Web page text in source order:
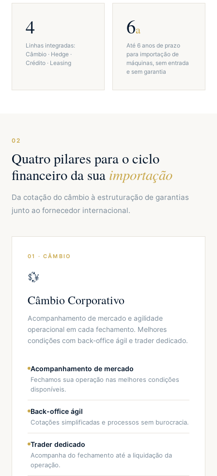
4
Linhas integradas:
Câmbio · Hedge ·
Crédito · Leasing
6a
Até 6 anos de prazo
para importação de
máquinas, sem entrada
e sem garantia
02
Quatro pilares para o ciclo
financeiro da sua importação
Da cotação do câmbio à estruturação de garantias
junto ao fornecedor internacional.
01 · CÂMBIO
💱
Câmbio Corporativo
Acompanhamento de mercado e agilidade
operacional em cada fechamento. Melhores
condições com back-office ágil e trader dedicado.
Acompanhamento de mercado
Fechamos sua operação nas melhores condições
disponíveis.
Back-office ágil
Cotações simplificadas e processos sem burocracia.
Trader dedicado
Acompanha do fechamento até a liquidação da
operação.